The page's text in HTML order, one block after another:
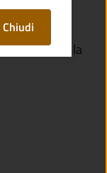
trasferisci la
Chiudi